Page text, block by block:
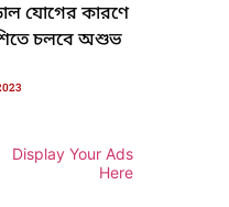
যোগের কারণে
চলবে অশুভ
Display Your Ads
Here